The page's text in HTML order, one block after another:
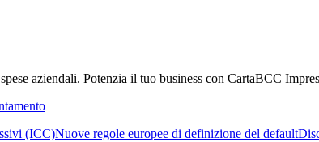
aziendali. Potenzia il tuo business con CartaBCC
(ICC)Nuove regole europee di definizione del default